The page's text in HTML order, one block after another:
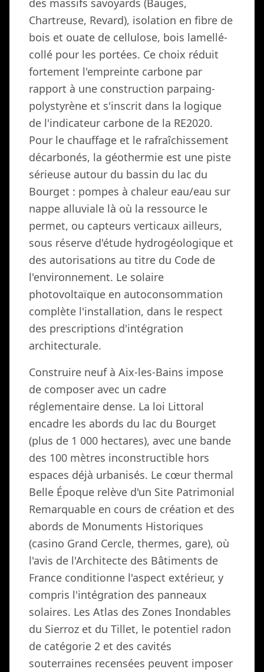
des massifs savoyards (Bauges,
Chartreuse, Revard), isolation en fibre de
bois et ouate de cellulose, bois lamellé-
collé pour les portées. Ce choix réduit
fortement l'empreinte carbone par
rapport à une construction parpaing-
polystyrène et s'inscrit dans la logique
de l'indicateur carbone de la RE2020.
Pour le chauffage et le rafraîchissement
décarbonés, la géothermie est une piste
sérieuse autour du bassin du lac du
Bourget : pompes à chaleur eau/eau sur
nappe alluviale là où la ressource le
permet, ou capteurs verticaux ailleurs,
sous réserve d'étude hydrogéologique et
des autorisations au titre du Code de
l'environnement. Le solaire
photovoltaïque en autoconsommation
complète l'installation, dans le respect
des prescriptions d'intégration
architecturale.
Construire neuf à Aix-les-Bains impose
de composer avec un cadre
réglementaire dense. La loi Littoral
encadre les abords du lac du Bourget
(plus de 1 000 hectares), avec une bande
des 100 mètres inconstructible hors
espaces déjà urbanisés. Le cœur thermal
Belle Époque relève d'un Site Patrimonial
Remarquable en cours de création et des
abords de Monuments Historiques
(casino Grand Cercle, thermes, gare), où
l'avis de l'Architecte des Bâtiments de
France conditionne l'aspect extérieur, y
compris l'intégration des panneaux
solaires. Les Atlas des Zones Inondables
du Sierroz et du Tillet, le potentiel radon
de catégorie 2 et des cavités
souterraines recensées peuvent imposer